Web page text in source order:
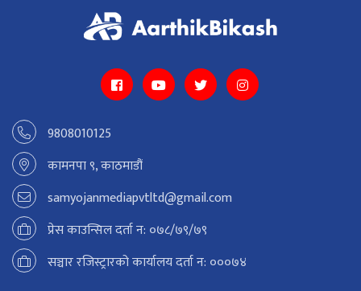
9808010125
कामनपा ९, काठमाडौं
samyojanmediapvtltd@gmail.com
प्रेस काउन्सिल दर्ता न: ०७८/७९/७९
सञ्चार रजिस्ट्रारको कार्यालय दर्ता न: ०००७४